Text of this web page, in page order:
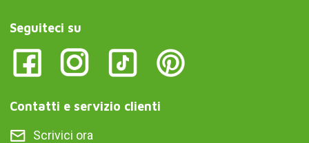
Seguiteci su
Contatti e servizio clienti
Scrivici ora